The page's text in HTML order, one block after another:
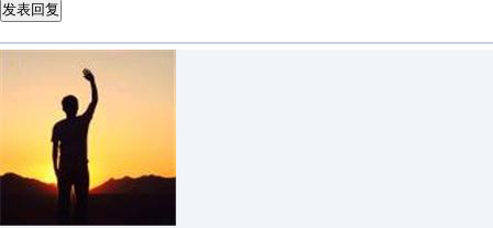
发表回复